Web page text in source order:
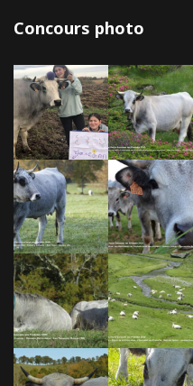
Concours photo